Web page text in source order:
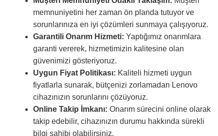
memnuniyetini her zaman ön planda tutuyor ve
sorunlarınıza en iyi çözümleri sunmaya çalışıyoruz.
Garantili Onarım Hizmeti: Yaptığımız onarımlara
garanti vererek, hizmetimizin kalitesine olan
güvenimizi gösteriyoruz.
Uygun Fiyat Politikası: Kaliteli hizmeti uygun
fiyatlarla sunarak, bütçenizi zorlamadan Lenovo
cihazınızın sorunlarını çözüyoruz.
Online Takip İmkanı: Onarım sürecini online olarak
takip edebilir, cihazınızın durumu hakkında sürekli
bilgi sahibi olabilirsiniz.